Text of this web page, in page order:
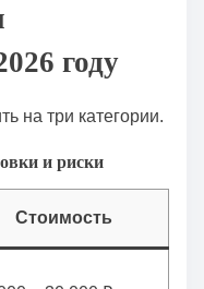
году
на три категории.
и риски
Стоимость